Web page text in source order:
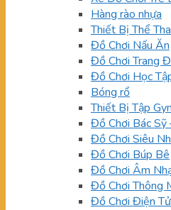
Hàng rào nhựa
Thiết Bị Thể
Đồ Chơi Nấu Ăn
Đồ Chơi Trang
Đồ Chơi Học
Bóng rổ
Thiết Bị Tập
Đồ Chơi Bác Sỹ
Đồ Chơi Siêu
Đồ Chơi Búp Bê
Đồ Chơi Âm
Đồ Chơi Thông
Đồ Chơi Điện Tử